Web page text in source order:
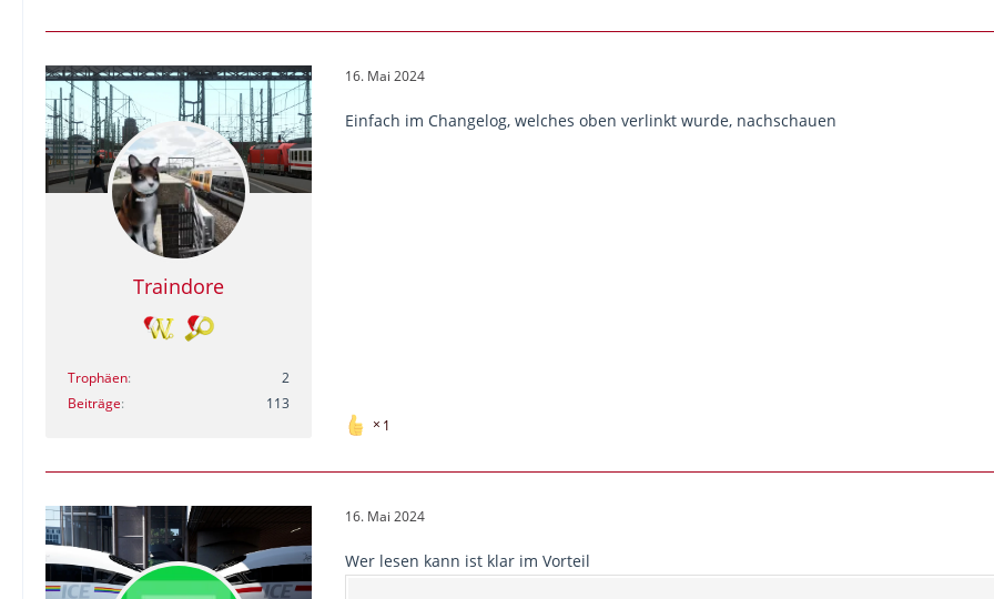
Traindore
Trophäen
2
Beiträge
113
16. Mai 2024
Einfach im Changelog, welches oben verlinkt wurde, nachschauen
1
16. Mai 2024
Wer lesen kann ist klar im Vorteil